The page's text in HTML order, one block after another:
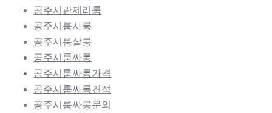
공주시란제리룸
공주시룸사롱
공주시룸살롱
공주시룸싸롱
공주시룸싸롱가격
공주시룸싸롱견적
공주시룸싸롱문의